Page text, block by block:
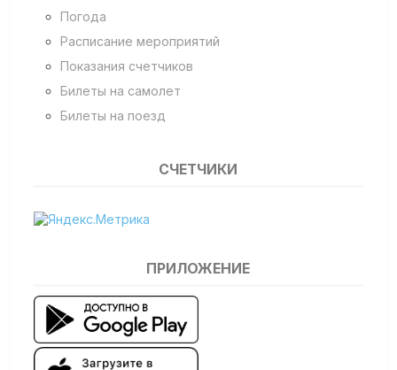
Погода
Расписание мероприятий
Показания счетчиков
Билеты на самолет
Билеты на поезд
СЧЕТЧИКИ
ПРИЛОЖЕНИЕ